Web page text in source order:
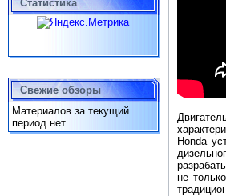
Статистика
Свежие обзоры
Материалов за текущий
период нет.
Honda
не